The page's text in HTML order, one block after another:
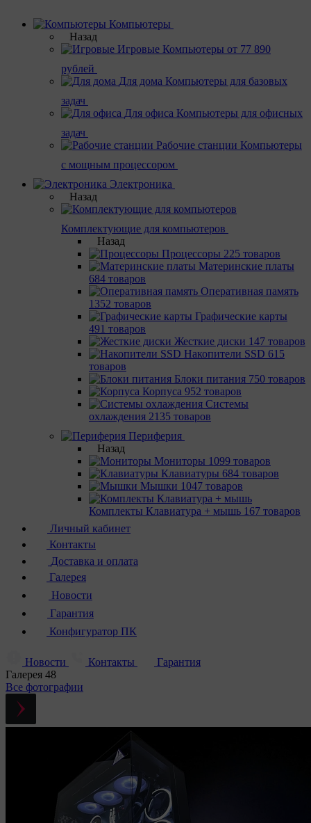
Компьютеры
Назад
Игровые Компьютеры от 77 890
рублей
Для дома Компьютеры для базовых
задач
Для офиса Компьютеры для офисных
задач
Рабочие станции Компьютеры
с мощным процессором
Электроника
Назад
Комплектующие для компьютеров
Назад
Процессоры 225 товаров
Материнcкие платы
684 товаров
Оперативная память
1352 товаров
Графические карты
491 товаров
Жесткие диски 147 товаров
Накопители SSD 615
товаров
Блоки питания 750 товаров
Корпуса 952 товаров
Системы
охлаждения 2135 товаров
Периферия
Назад
Мониторы 1099 товаров
Клавиатуры 684 товаров
Мышки 1047 товаров
Комплекты Клавиатура + мышь 167 товаров
Личный кабинет
Контакты
Доставка и оплата
Галерея
Новости
Гарантия
Конфигуратор ПК
Новости Контакты
Гарантия
Галерея 48
Все фотографии